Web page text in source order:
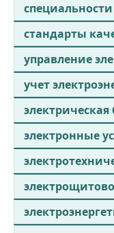
стандарты
управление
учет
электрическая
электронные